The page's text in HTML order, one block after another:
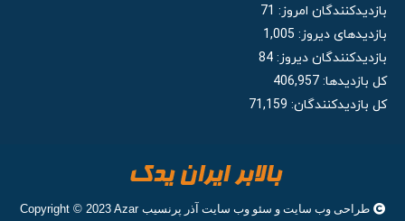
بازدیدکنندگان امروز: 71
بازدیدهای دیروز: 1,005
بازدیدکنندگان دیروز: 84
کل بازدیدها: 406,957
کل بازدیدکنند‌گان: 71,159
طراحی وب سایت و سئو وب سایت آذر پرنسیب Copyright © 2023 Azar